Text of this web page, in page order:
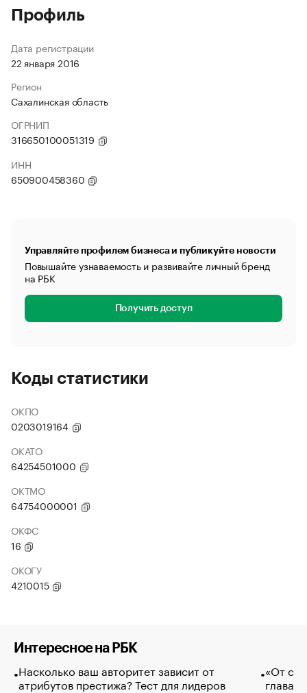
Профиль
Дата регистрации
22 января 2016
Регион
Сахалинская область
ОГРНИП
316650100051319
ИНН
650900458360
Управляйте профилем бизнеса и публикуйте новости
Повышайте узнаваемость и развивайте личный бренд
на РБК
Получить доступ
Коды статистики
ОКПО
0203019164
ОКАТО
64254501000
ОКТМО
64754000001
ОКФС
16
ОКОГУ
4210015
Интересное на РБК
Насколько ваш авторитет зависит от
атрибутов престижа? Тест для лидеров
«От
глава